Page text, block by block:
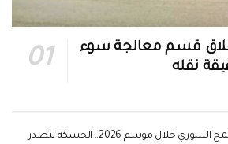
قسم معالجة سوء
نقله
قفزة في إنتاج القمح السوري خلال موسم 2026.. الحسكة تتصدر